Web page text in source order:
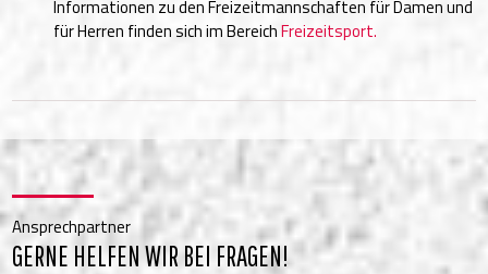
Informationen zu den Freizeitmannschaften für Damen und
für Herren finden sich im BereichFreizeitsport.
Ansprechpartner
GERNE HELFEN WIR BEI FRAGEN!